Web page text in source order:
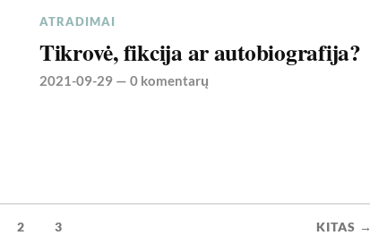
ATRADIMAI
Tikrovė, fikcija ar autobiografija?
2021-09-29— 0 komentarų
2 3 KITAS →